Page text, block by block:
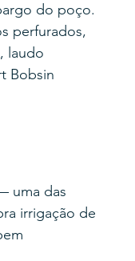
do poço.
perfurados,
laudo
Bobsin
uma das
irrigação de